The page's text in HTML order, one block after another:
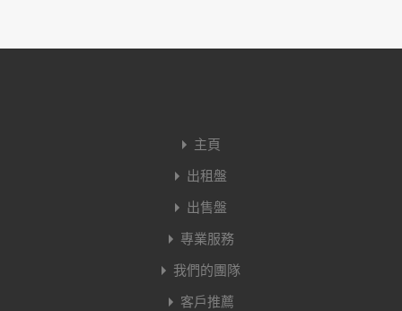
主頁
出租盤
出售盤
專業服務
我們的團隊
客戶推薦